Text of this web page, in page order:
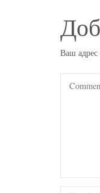
Ваш адрес